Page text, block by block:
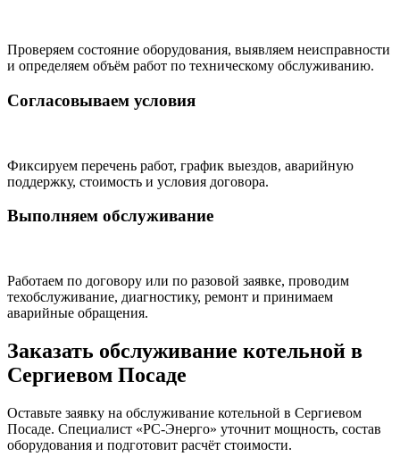
Проверяем состояние оборудования, выявляем неисправности
и определяем объём работ по техническому обслуживанию.
Согласовываем условия
Фиксируем перечень работ, график выездов, аварийную
поддержку, стоимость и условия договора.
Выполняем обслуживание
Работаем по договору или по разовой заявке, проводим
техобслуживание, диагностику, ремонт и принимаем
аварийные обращения.
Заказать обслуживание котельной в
Сергиевом Посаде
Оставьте заявку на обслуживание котельной в Сергиевом
Посаде. Специалист «РС-Энерго» уточнит мощность, состав
оборудования и подготовит расчёт стоимости.